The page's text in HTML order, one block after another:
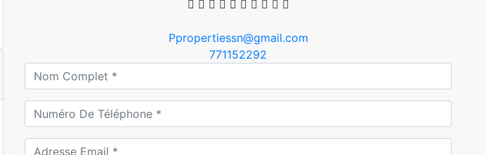
Ppropertiessn@gmail.com
771152292